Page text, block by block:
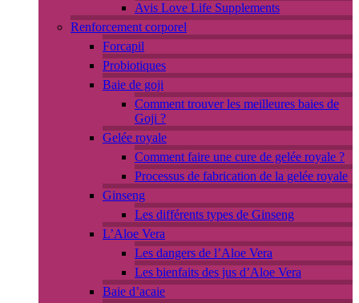
Avis Love Life Supplements
Renforcement corporel
Forcapil
Probiotiques
Baie de goji
Comment trouver les meilleures baies de
Goji ?
Gelée royale
Comment faire une cure de gelée royale ?
Processus de fabrication de la gelée royale
Ginseng
Les différents types de Ginseng
L’Aloe Vera
Les dangers de l’Aloe Vera
Les bienfaits des jus d’Aloe Vera
Baie d’acaie